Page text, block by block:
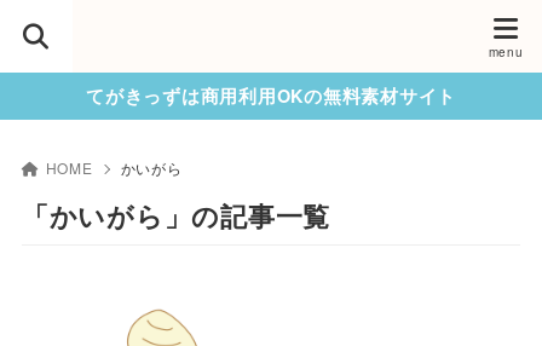
てがきっずは商用利用OKの無料素材サイト
HOME かいがら
「かいがら」の記事一覧